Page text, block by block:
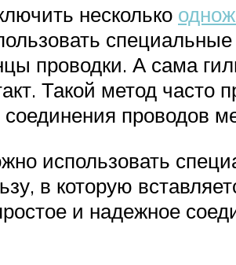
несколько
проводки. А сама
Такой метод
проводов
использовать
в которую
и надежное